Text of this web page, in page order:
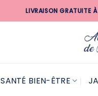
LIVRAISON GRATUITE
SANTÉ BIEN-ÊTRE